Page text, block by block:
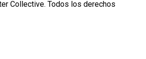
Collective. Todos los derechos